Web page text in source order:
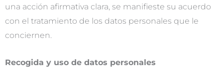
una acción afirmativa clara, se manifieste su acuerdo
con el tratamiento de los datos personales que le
conciernen.
Recogida y uso de datos personales